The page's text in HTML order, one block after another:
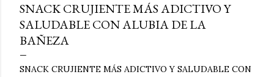
SNACK CRUJIENTE MÁS ADICTIVO Y
SALUDABLE CON ALUBIA DE LA
BAÑEZA
SNACK CRUJIENTE MÁS ADICTIVO Y SALUDABLE CON